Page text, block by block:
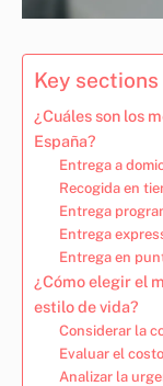
Key
¿Cuáles son los
España?
Entrega a
Recogida en
Entrega
Entrega
Entrega en
¿Cómo elegir el
estilo de vida?
Considerar la
Evaluar el costo
Analizar la